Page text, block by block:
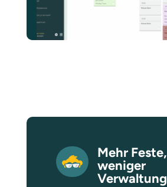
Mehr Feste,
weniger
Verwaltung